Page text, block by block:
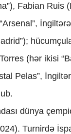
Fabian Ruis
(hər ikisi
Pelas”,
dünya
Turnirdə